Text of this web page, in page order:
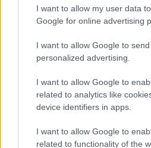
I want to allow my user data
Google for online advertising
I want to allow Google to
personalized advertising.
I want to allow Google to
related to analytics like
device identifiers in apps.
I want to allow Google to
related to functionality of the
Prenumerera på